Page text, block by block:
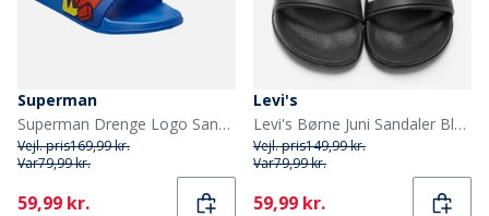
Superman
Superman Drenge Logo Sandaler Blå/Multi
Vejl. pris169,99 kr.
Var79,99 kr.
Current
59,99 kr.
Levi's
Levi's Børne Juni Sandaler Black 0003
Vejl. pris149,99 kr.
Var79,99 kr.
Current
59,99 kr.